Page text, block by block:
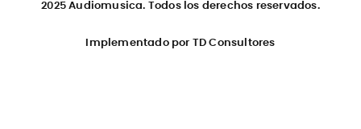
2025 Audiomusica. Todos los derechos reservados.
Implementado por TD Consultores